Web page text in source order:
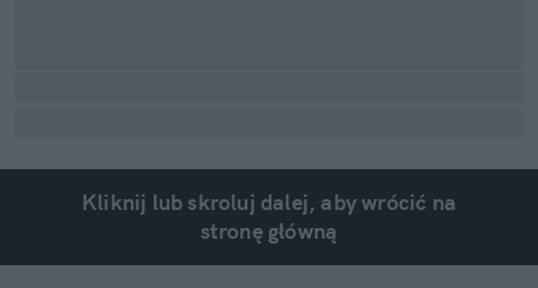
Kliknij lub skroluj dalej, aby wrócić na
stronę główną